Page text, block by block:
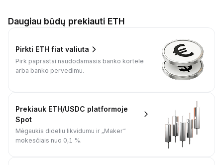
Daugiau būdų prekiauti ETH
Pirkti ETH fiat valiuta
Pirk paprastai naudodamasis banko kortele
arba banko pervedimu.
Prekiauk ETH/USDC platformoje
Spot
Mėgaukis dideliu likvidumu ir „Maker“
mokesčiais nuo 0,1 %.